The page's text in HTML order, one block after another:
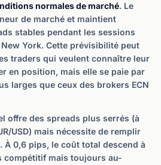
normales de marché. Le
de marché et maintient
stables pendant les sessions
York. Cette prévisibilité peut
traders qui veulent connaître leur
en position, mais elle se paie par
larges que ceux des brokers ECN
offre des spreads plus serrés (à
USD) mais nécessite de remplir
0,6 pips, le coût total descend à
compétitif mais toujours au-